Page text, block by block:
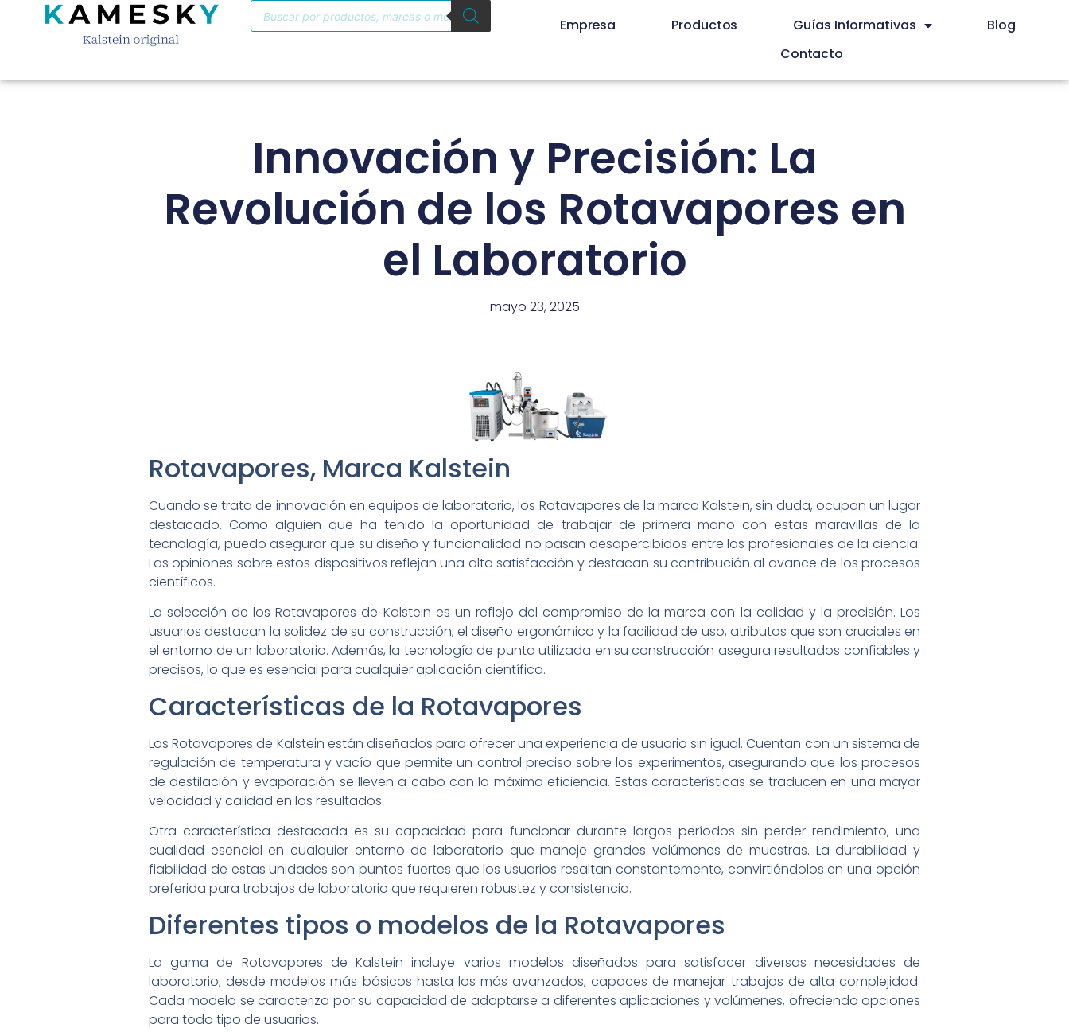
Empresa Productos Guías Informativas
Blog
Contacto
Innovación y Precisión: La
Revolución de los Rotavapores en
el Laboratorio
mayo 23, 2025
Rotavapores, Marca Kalstein
Cuando se trata de innovación en equipos de laboratorio, los Rotavapores de la marca Kalstein, sin duda, ocupan un lugar
destacado. Como alguien que ha tenido la oportunidad de trabajar de primera mano con estas maravillas de la
tecnología, puedo asegurar que su diseño y funcionalidad no pasan desapercibidos entre los profesionales de la ciencia.
Las opiniones sobre estos dispositivos reflejan una alta satisfacción y destacan su contribución al avance de los procesos
científicos.
La selección de los Rotavapores de Kalstein es un reflejo del compromiso de la marca con la calidad y la precisión. Los
usuarios destacan la solidez de su construcción, el diseño ergonómico y la facilidad de uso, atributos que son cruciales en
el entorno de un laboratorio. Además, la tecnología de punta utilizada en su construcción asegura resultados confiables y
precisos, lo que es esencial para cualquier aplicación científica.
Características de la Rotavapores
Los Rotavapores de Kalstein están diseñados para ofrecer una experiencia de usuario sin igual. Cuentan con un sistema de
regulación de temperatura y vacío que permite un control preciso sobre los experimentos, asegurando que los procesos
de destilación y evaporación se lleven a cabo con la máxima eficiencia. Estas características se traducen en una mayor
velocidad y calidad en los resultados.
Otra característica destacada es su capacidad para funcionar durante largos períodos sin perder rendimiento, una
cualidad esencial en cualquier entorno de laboratorio que maneje grandes volúmenes de muestras. La durabilidad y
fiabilidad de estas unidades son puntos fuertes que los usuarios resaltan constantemente, convirtiéndolos en una opción
preferida para trabajos de laboratorio que requieren robustez y consistencia.
Diferentes tipos o modelos de la Rotavapores
La gama de Rotavapores de Kalstein incluye varios modelos diseñados para satisfacer diversas necesidades de
laboratorio, desde modelos más básicos hasta los más avanzados, capaces de manejar trabajos de alta complejidad.
Cada modelo se caracteriza por su capacidad de adaptarse a diferentes aplicaciones y volúmenes, ofreciendo opciones
para todo tipo de usuarios.